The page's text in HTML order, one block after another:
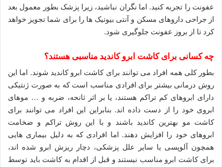
عفونت را تجربه کنید. اما نگران نباشید، زیرا پزشک بطور معمول بعد
از جراحی داروهای مسکن و آنتی بیوتیک ها را برای شما تجویز خواهد
کرد تا از بروز عفونت جلوگیری شود.
چه کسانی برای کاشت ابرو کاندید مناسبی هستند؟
بطور کلی همه افراد می توانند برای کاشت ابرو کاندید شوند. اما این
روش درمانی بیشتر برای افرادی مناسب است که به صورت ژنتیکی
دارای ابروهای کم تراکم هستند، یا بر اثر ثانحه، ضربه و … موهای
ابروی خود را از دست داده اند. بنابراین این افراد می توانند برای
کاشت مو بهترین کاندید باشند و با این روش تراکم و ضخامت
ابروهای خود را افزایش دهند. اما افرادی که به دلیل بیماری هایی
همچون آلوپسی یا سایر علل پزشکی، دچار ریزش ابرو شده اند،
برای کاشت ابرو مناسب نیستند و قبل از اقدام به کاشت باید توسط